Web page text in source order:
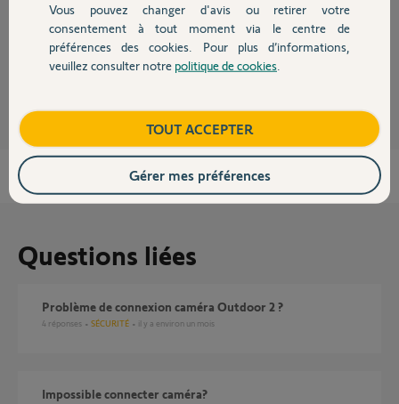
Devis avec un pro
Contact
Bonsoir
Poster le N° MAC du Link et de la Caméra.
JACKY M. il y a plus de 2 ans
Questions liées
Problème de connexion caméra Outdoor 2 ?
4 réponses SÉCURITÉ il y a environ un mois
Impossible connecter caméra?
Vous pouvez changer d'avis ou retirer votre
consentement à tout moment via le centre de
préférences des cookies. Pour plus d’informations,
veuillez consulter notre politique de cookies
TOUT ACCEPTER
Gérer mes préférences